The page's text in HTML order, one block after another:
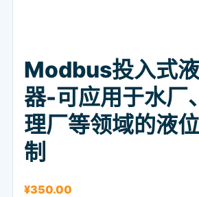
Modbus投入式
器-可应用于水厂
理厂等领域的液
制
¥350.00